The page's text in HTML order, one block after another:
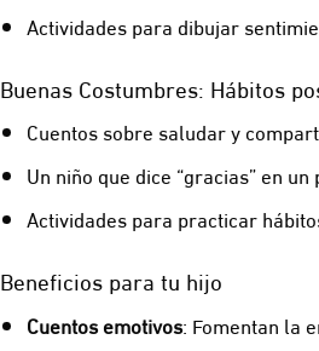
Actividades para dibujar
Buenas Costumbres: Hábitos
Cuentos sobre saludar y
Un niño que dice “gracias” en un
Actividades para practicar
Beneficios para tu hijo
Cuentos emotivos: Fomentan la